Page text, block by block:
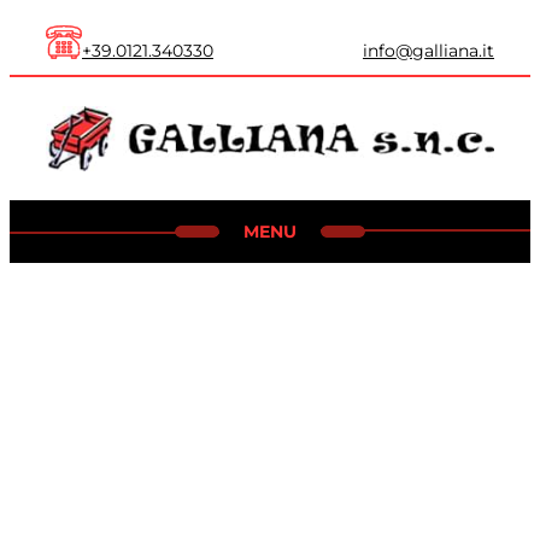
+39.0121.340330 info@galliana.it
MENU